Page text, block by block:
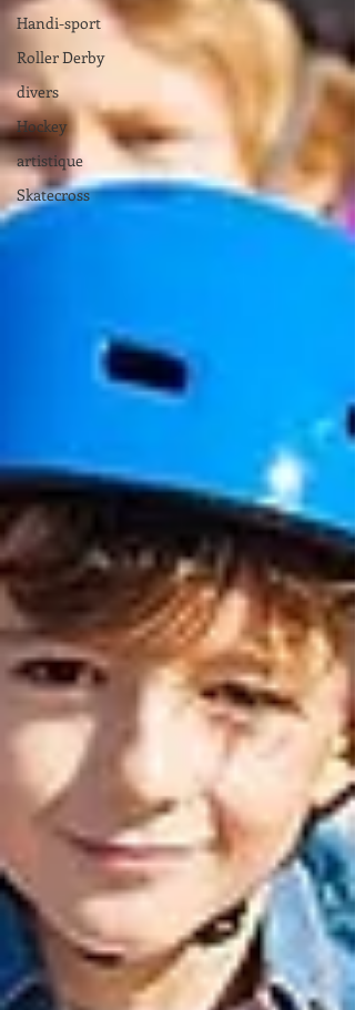
Handi-sport
Roller Derby
divers
Hockey
artistique
Skatecross